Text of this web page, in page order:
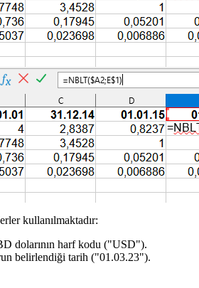
kullanılmaktadır:
dolarının harf kodu ("USD").
belirlendiği tarih ("01.03.23").